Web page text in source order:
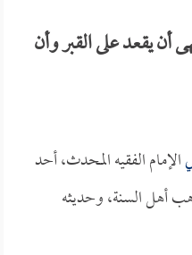
يقعد على القبر وأن
الإمام الفقيه المحدث، أحد
أهل السنة، وحديثه